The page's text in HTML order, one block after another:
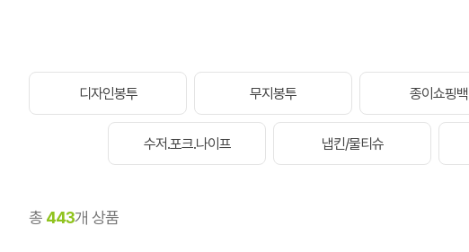
디자인봉투 무지봉투 종이쇼핑백
수저.포크.나이프 냅킨/물티슈
총 443개 상품